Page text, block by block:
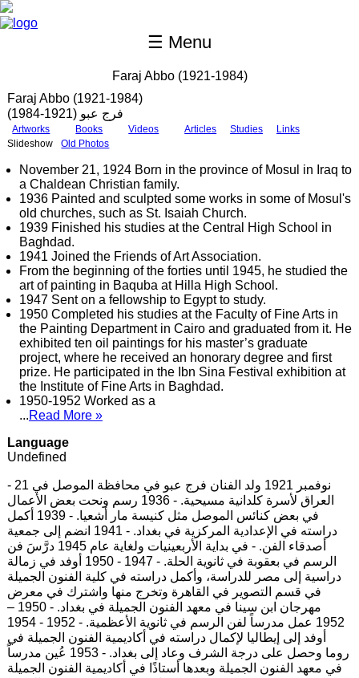
Skip to main content
☰ Menu
Faraj Abbo (1921-1984)
Faraj Abbo (1921-1984)
فرج عبو (1921-1984)
Artworks Books Videos Articles Studies
Links
Slideshow
Old Photos
November 21, 1924 Born in the province of Mosul in Iraq to
a Chaldean Christian family.
1936 Painted and sculpted some works in some of Mosul's
old churches, such as St. Isaiah Church.
1939 Finished his studies at the Central High School in
Baghdad.
1941 Joined the Friends of Art Association.
From the beginning of the forties until 1945, he studied the
art of painting in Baquba at Hilla High School.
1947 Sent on a fellowship to Egypt to study.
1950 Completed his studies at the Faculty of Fine Arts in
the Painting Department in Cairo and graduated from it. He
exhibited ten oil paintings for his master’s graduate
project, where he received an honorary degree and first
prize. He participated in the Ibn Sina Festival exhibition at
the Institute of Fine Arts in Baghdad.
1950-1952 Worked as a
...Read More »
Language
Undefined
- 21 نوفمبر 1921 ولد الفنان فرج عبو في محافظة الموصل في
العراق لأسرة كلدانية مسيحية. - 1936 رسم ونحت بعض الأعمال
في بعض كنائس الموصل مثل كنيسة مار أشعيا. - 1939 أكمل
دراسته في الإعدادية المركزية في بغداد. - 1941 انضم إلى جمعية
أصدقاء الفن. - في بداية الأربعينيات ولغاية عام 1945 درَّسَ فن
الرسم في بعقوبة في ثانوية الحلة. - 1947 - 1950 أوفد في زمالة
دراسية إلى مصر للدراسة، وأكمل دراسته في كلية الفنون الجميلة
في قسم التصوير في القاهرة وتخرج منها واشترك في معرض
مهرجان ابن سينا في معهد الفنون الجميلة في بغداد. - 1950 –
1952 عمل مدرساً لفن الرسم في ثانوية الأعظمية. - 1952 - 1954
أوفد إلى إيطاليا لإكمال دراسته في أكاديمية الفنون الجميلة في
روما وحصل على درجة الشرف وعاد إلى بغداد. - 1953 عُين مدرساً
في معهد الفنون الجميلة وبعدها أستاذًا في أكاديمية الفنون الجميلة